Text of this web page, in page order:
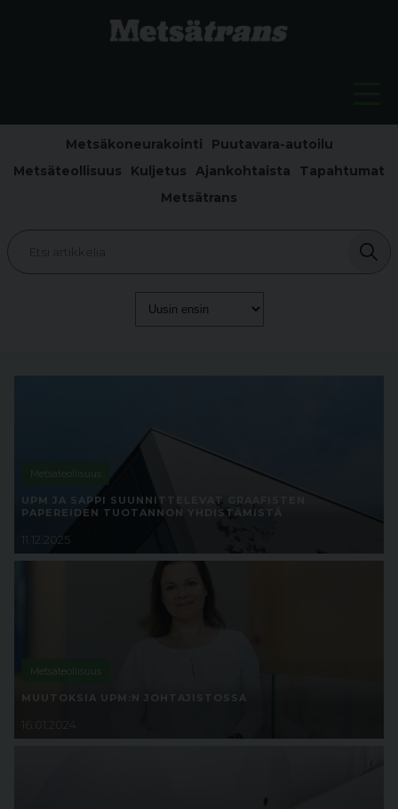
Metsäkoneurakointi
Puutavara-autoilu
Metsäteollisuus
Kuljetus Ajankohtaista
Tapahtumat
Metsätrans
Metsäteollisuus
UPM JA SAPPI SUUNNITTELEVAT GRAAFISTEN
PAPEREIDEN TUOTANNON YHDISTÄMISTÄ
11.12.2025
Metsäteollisuus
MUUTOKSIA UPM:N JOHTAJISTOSSA
16.01.2024